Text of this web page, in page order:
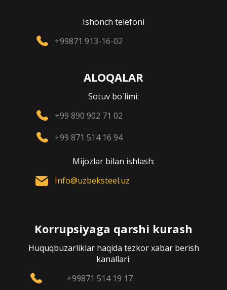
Ishonch telefoni
+99871 913-16-02
ALOQALAR
Sotuv bo`limi:
+99 890 902 71 02
+99 871 514 16 94
Mijozlar bilan ishlash:
Info@uzbeksteel.uz
Korrupsiyaga qarshi kurash
Huquqbuzarliklar haqida tezkor xabar berish
kanallari:
+99871 514 19 17